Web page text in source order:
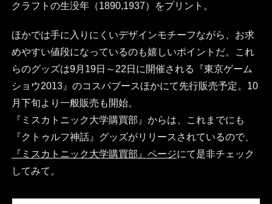
クラフトの生没年（1890,1937）をプリント。
ほかでは手に入りにくいデザインモチーフながら、お求
めやすい値段になっているのも嬉しいポイントだ。これ
らのグッズは9月19日～22日に開催される『東京ゲーム
ショウ2013』のコスパブースほかにて先行販売予定。10
月下旬より一般販売も開始。
『ミスカトニック大学購買部』からは、これまでにも
『クトゥルフ神話』グッズがリリースされているので、
『ミスカトニック大学購買部』ページにて是非チェック
してみて。